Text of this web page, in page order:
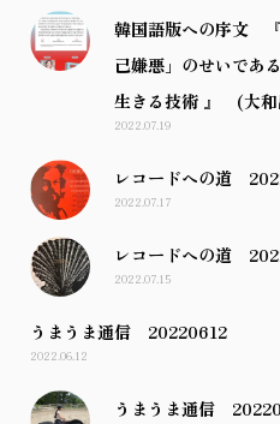
韓国語版への序文
己嫌悪」のせいであ
生きる技術 』 (大和
2022.07.19
レコードへの道
2022.07.17
レコードへの道
2022.07.15
うまうま通信 20220612
2022.06.12
うまうま通信